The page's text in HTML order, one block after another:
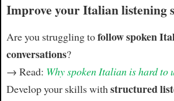
Improve your Italian listening
Are you struggling tofollow spoken
conversations?
→ Read: Why spoken Italian is hard to
Develop your skills withstructured